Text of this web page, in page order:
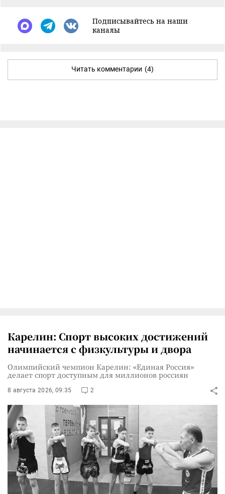
Подписывайтесь на наши
каналы
Читать комментарии (4)
Карелин: Спорт высоких достижений
начинается с физкультуры и двора
Олимпийский чемпион Карелин: «Единая Россия»
делает спорт доступным для миллионов россиян
8 августа 2026, 09:35 2